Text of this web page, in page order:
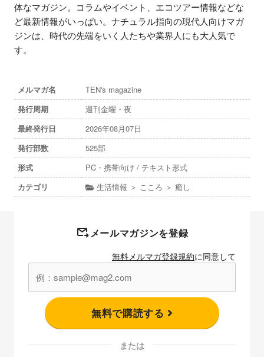
体なマガジン。コラムやイベント、エコツアー情報などな
ど最新情報がいっぱい。ナチュラル指向の現代人向けマガ
ジンは、時代の先端をいく人たちや業界人にも大人気で
す。
メルマガ名
TEN's magazine
発行周期
週刊金曜・夜
最終発行日
2026年08月07日
発行部数
525部
形式
PC・携帯向け / テキスト形式
カテゴリ
生活情報 ＞ こころ ＞ 癒し
メールマガジンを登録
無料メルマガ登録規約に同意して
無料で購読する
または